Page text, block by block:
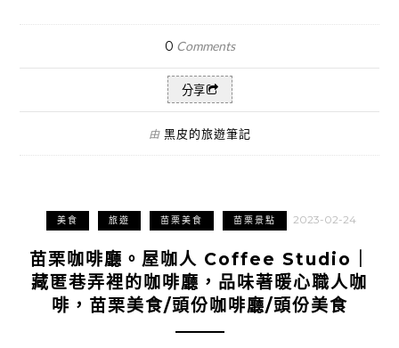
0 Comments
分享
由 黑皮的旅遊筆記
美食 旅遊 苗栗美食 苗栗景點 2023-02-24
苗栗咖啡廳。屋咖人 Coffee Studio｜
藏匿巷弄裡的咖啡廳，品味著暖心職人咖
啡，苗栗美食/頭份咖啡廳/頭份美食